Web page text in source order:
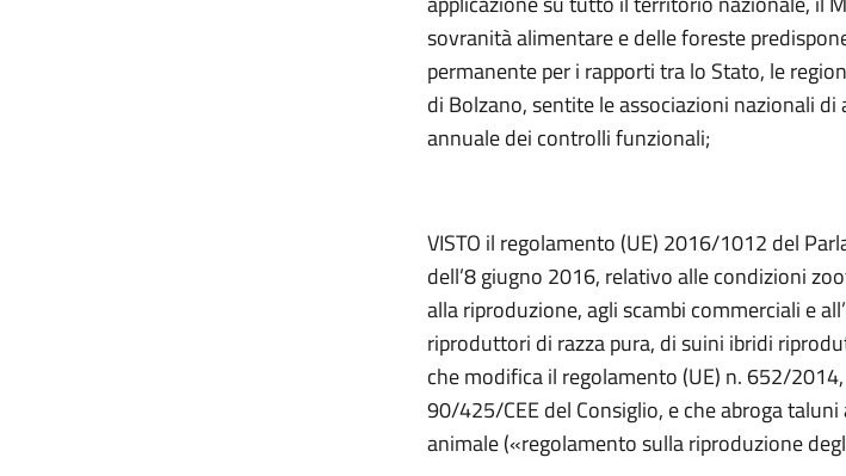
sovranità alimentare e delle foreste
permanente per i rapporti tra lo Stato, le
di Bolzano, sentite le associazioni nazionali
annuale dei controlli funzionali;
VISTO il regolamento (UE) 2016/1012 del
dell’8 giugno 2016, relativo alle condizioni
alla riproduzione, agli scambi commerciali e
riproduttori di razza pura, di suini ibridi
che modifica il regolamento (UE) n. 652/
90/425/CEE del Consiglio, e che abroga
animale («regolamento sulla riproduzione